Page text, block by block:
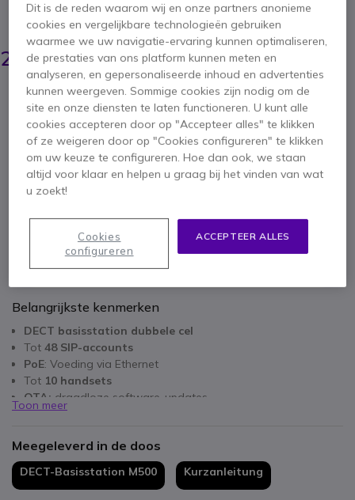
BESPAAR 48,00 €
260,95 €
212,95 € ex. BTW- 257,67 € incl. BTW
Aantal
IN WINKELWAGEN
OFFERTE BINNEN 4 UUR
1 producten op voorraad Levering:
Belangrijkste kenmerken
DECT basisstation dubbele cel
Tot 48 SIP-accounts
PoE: Voeding via Ethernet
Tot 10 handsets
OTA: draadloze software-updates
SCE:gedeelde oproepemulatie
Toon meer
Meegeleverd in de doos
DECT-Basisstation M500 Kurzanleitung
Dit is de reden waarom wij en onze partners anonieme
cookies en vergelijkbare technologieën gebruiken
waarmee we uw navigatie-ervaring kunnen optimaliseren,
de prestaties van ons platform kunnen meten en
analyseren, en gepersonaliseerde inhoud en advertenties
kunnen weergeven. Sommige cookies zijn nodig om de
site en onze diensten te laten functioneren. U kunt alle
cookies accepteren door op "Accepteer alles" te klikken
of ze weigeren door op "Cookies configureren" te klikken
om uw keuze te configureren. Hoe dan ook, we staan
altijd voor klaar en helpen u graag bij het vinden van wat
u zoekt!
ACCEPTEER ALLES
Cookies
configureren